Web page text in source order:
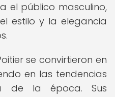
el público masculino,
estilo y la elegancia
se convirtieron en
en las tendencias
de la época. Sus